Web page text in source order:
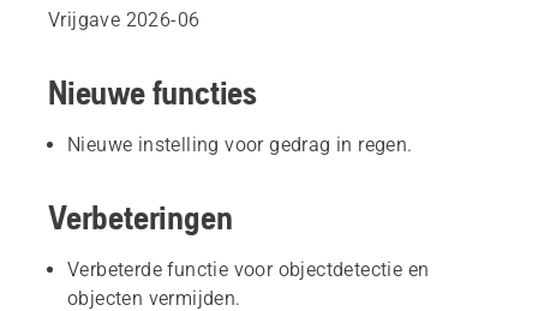
Vrijgave 2026-06
Nieuwe functies
Nieuwe instelling voor gedrag in regen.
Verbeteringen
Verbeterde functie voor objectdetectie en
objecten vermijden.